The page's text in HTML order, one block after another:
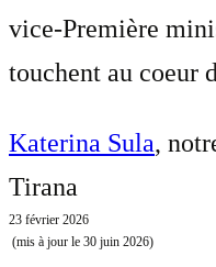
vice-Première
touchent au coeur
Katerina Sula,
Tirana
23 février 2026
(mis à jour le 30 juin 2026)